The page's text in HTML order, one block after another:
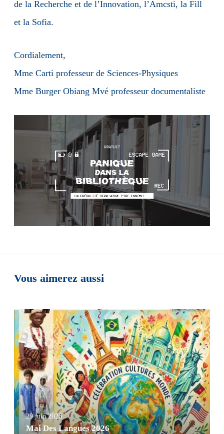
de la Recherche et de l’Innovation, l’Amcsti, la Fill
et la Sofia.
Cordialement,
Mme Carti professeur de Sciences-Physiques
Mme Burger Obiang Mvé professeur documentaliste
Vous aimerez aussi
29 juin 2026
Mai Des Langues 2026